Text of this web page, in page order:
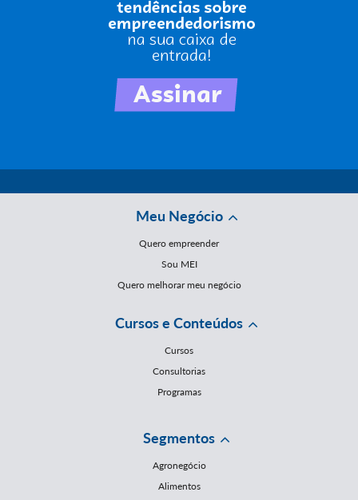
Meu Negócio
Quero empreender
Sou MEI
Quero melhorar meu negócio
Cursos e Conteúdos
Cursos
Consultorias
Programas
Segmentos
Agronegócio
Alimentos